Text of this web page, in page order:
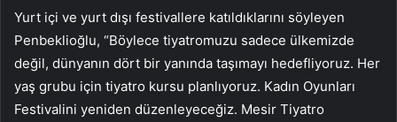
Yurt içi ve yurt dışı festivallere katıldıklarını söyleyen
Penbeklioğlu, “Böylece tiyatromuzu sadece ülkemizde
değil, dünyanın dört bir yanında taşımayı hedefliyoruz. Her
yaş grubu için tiyatro kursu planlıyoruz. Kadın Oyunları
Festivalini yeniden düzenleyeceğiz. Mesir Tiyatro